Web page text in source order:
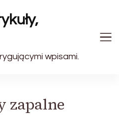
wpisami.
zapalne